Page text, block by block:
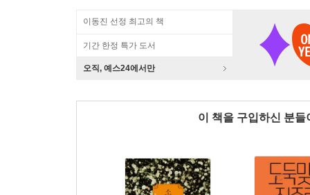
이동진 선정 최고의 책
기간 한정 특가 도서
오직, 예스24에서만
이 책을 구입하신 분